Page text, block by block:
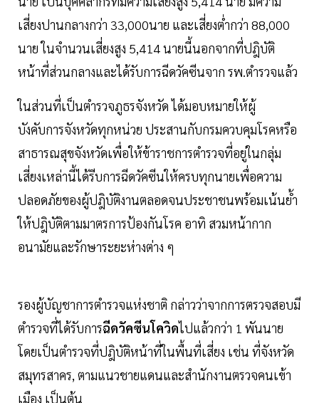
เสี่ยงปานกลางกว่า 33,000นาย และเสี่ยงต่ำกว่า 88,000
นาย ในจำนวนเสี่ยงสูง 5,414 นายนี้นอกจากที่ปฎิบัติ
หน้าที่ส่วนกลางและได้รับการฉีดวัคซีนจาก รพ.ตำรวจแล้ว
ในส่วนที่เป็นตำรวจภูธรจังหวัด ได้มอบหมายให้ผู้
บังคับการจังหวัดทุกหน่วย ประสานกับกรมควบคุมโรคหรือ
สาธารณสุขจังหวัดเพื่อให้ข้าราชการตำรวจที่อยู่ในกลุ่ม
เสี่ยงเหล่านี้ได้รีบการฉีดวัคซีนให้ครบทุกนายเพื่อความ
ปลอดภัยของผู้ปฎิบัติงานตลอดจนประชาชนพร้อมเน้นย้ำ
ให้ปฎิบัติตามมาตรการป้องกันโรค อาทิ สวมหน้ากาก
อนามัยและรักษาระยะห่างต่าง ๆ
รองผู้บัญชาการตำรวจแห่งชาติ กล่าวว่าจากการตรวจสอบมี
ตำรวจที่ได้รับการฉีดวัคซีนโควิดไปแล้วกว่า 1 พันนาย
โดยเป็นตำรวจที่ปฎิบัติหน้าที่ในพื้นที่เสี่ยง เช่น ที่จังหวัด
สมุทรสาคร, ตามแนวชายแดนและสำนักงานตรวจคนเข้า
เมือง เป็นต้น